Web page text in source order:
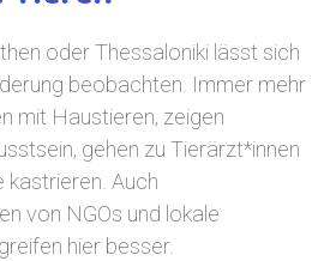
oder Thessaloniki lässt sich
beobachten. Immer mehr
mit Haustieren, zeigen
gehen zu Tierärzt*innen
kastrieren. Auch
von NGOs und lokale
hier besser.